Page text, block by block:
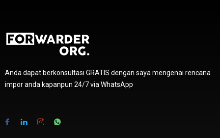
Anda dapat berkonsultasi GRATIS dengan saya mengenai rencana
impor anda kapanpun 24/7 via WhatsApp